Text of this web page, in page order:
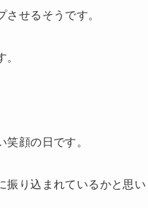
せるそうです。
顔の日です。
り込まれているかと思